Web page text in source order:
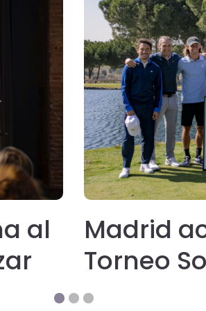
al
Madrid
Torneo
en una